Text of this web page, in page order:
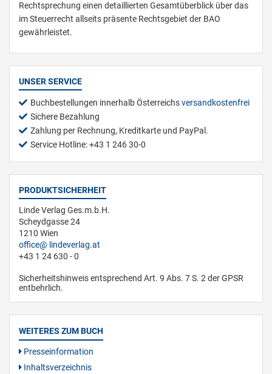
Rechtsprechung einen detaillierten Gesamtüberblick über das
im Steuerrecht allseits präsente Rechtsgebiet der BAO
gewährleistet.
UNSER SERVICE
Buchbestellungen innerhalb Österreichsversandkostenfrei
Sichere Bezahlung
Zahlung per Rechnung, Kreditkarte und PayPal.
Service Hotline: +43 1 246 30-0
PRODUKTSICHERHEIT
Linde Verlag Ges.m.b.H.
Scheydgasse 24
1210 Wien
office
lindeverlag.at
+43 1 24 630 - 0
Sicherheitshinweis entsprechend Art. 9 Abs. 7 S. 2 der GPSR
entbehrlich.
WEITERES ZUM BUCH
Presseinformation
Inhaltsverzeichnis